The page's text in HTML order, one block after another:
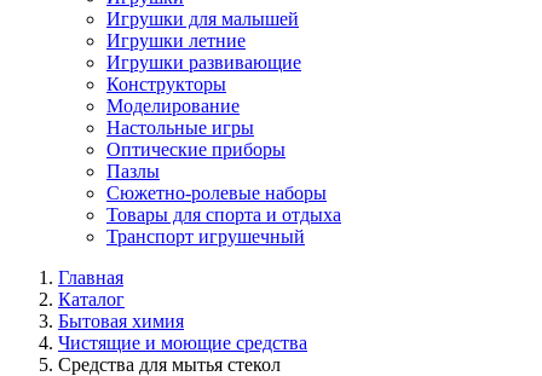
Игрушки для малышей
Игрушки летние
Игрушки развивающие
Конструкторы
Моделирование
Настольные игры
Оптические приборы
Пазлы
Сюжетно-ролевые наборы
Товары для спорта и отдыха
Транспорт игрушечный
Главная
Каталог
Бытовая химия
Чистящие и моющие средства
Средства для мытья стекол